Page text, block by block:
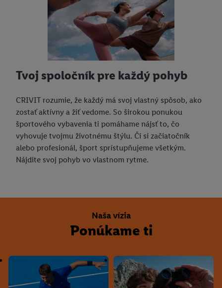
Tvoj spoločník pre každý pohyb
CRIVIT rozumie, že každý má svoj vlastný spôsob, ako
zostať aktívny a žiť vedome. So širokou ponukou
športového vybavenia ti pomáhame nájsť to, čo
vyhovuje tvojmu životnému štýlu. Či si začiatočník
alebo profesionál, šport sprístupňujeme všetkým.
Nájdite svoj pohyb vo vlastnom rytme.
Naša vízia
Ponúkame ti